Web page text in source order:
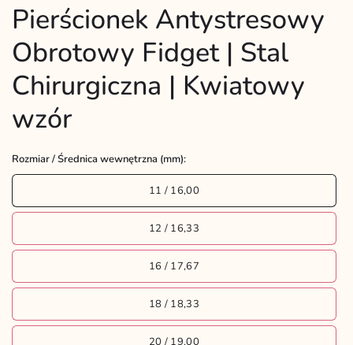
Pierścionek Antystresowy
Obrotowy Fidget | Stal
Chirurgiczna | Kwiatowy
wzór
Rozmiar / Średnica wewnętrzna (mm):
11 / 16,00
12 / 16,33
16 / 17,67
18 / 18,33
20 / 19,00